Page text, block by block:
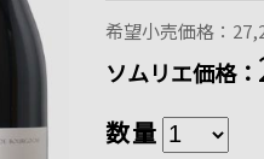
希望小売価格：
ソムリエ価格：
数量